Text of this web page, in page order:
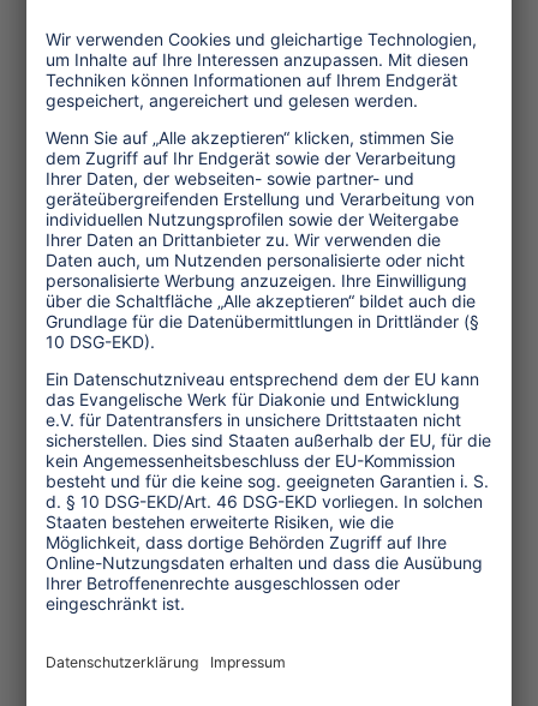
Wirtschaft
Unternehmensverantwortung
Service und Tipps
One Planet Guide für faires
Reisen